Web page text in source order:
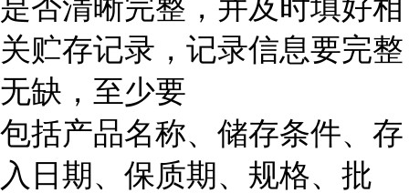
是否清晰完整，并及时填好相
关贮存记录，记录信息要完整
无缺，至少要
包括产品名称、储存条件、存
入日期、保质期、规格、批